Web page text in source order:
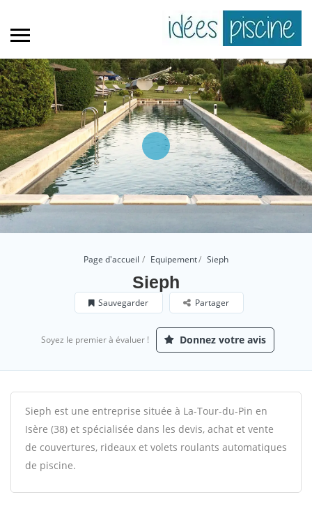
Page d'accueil Equipement Sieph
Sieph
Sauvegarder Partager
Soyez le premier à évaluer ! Donnez votre avis
Sieph est une entreprise située à La-Tour-du-Pin en
Isère (38) et spécialisée dans les devis, achat et vente
de couvertures, rideaux et volets roulants automatiques
de piscine.